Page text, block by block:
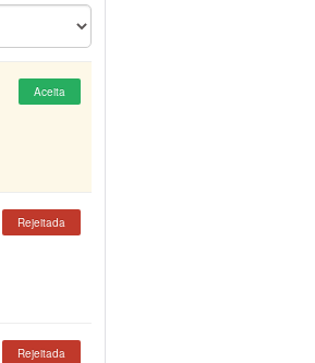
Aceita
Rejeitada
Rejeitada